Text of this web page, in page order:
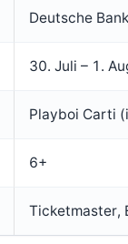
Deutsche
30. Juli – 1.
Playboi Carti
6+
Ticketmaster,